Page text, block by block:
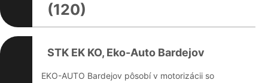
(120)
STK EK KO, Eko-Auto Bardejov
EKO-AUTO Bardejov pôsobí v motorizácii so